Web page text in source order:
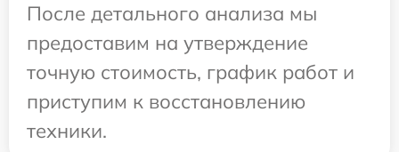
После детального анализа мы
предоставим на утверждение
точную стоимость, график работ и
приступим к восстановлению
техники.